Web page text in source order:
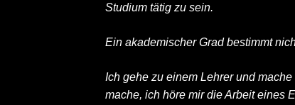
Studium tätig zu sein.
Ein akademischer Grad bestimmt
Ich gehe zu einem Lehrer und
mache, ich höre mir die Arbeit eines
KAI HANSEN DIE
SOLOALBUM „BORN
ALLGEMEIN